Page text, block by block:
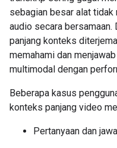
sebagian besar alat
audio secara bersamaan.
panjang konteks
memahami dan
multimodal dengan
Beberapa kasus
konteks panjang video
Pertanyaan dan